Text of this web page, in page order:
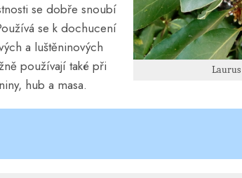
se dobře snoubí
se k dochucení
a luštěninových
používají také při
hub a masa.